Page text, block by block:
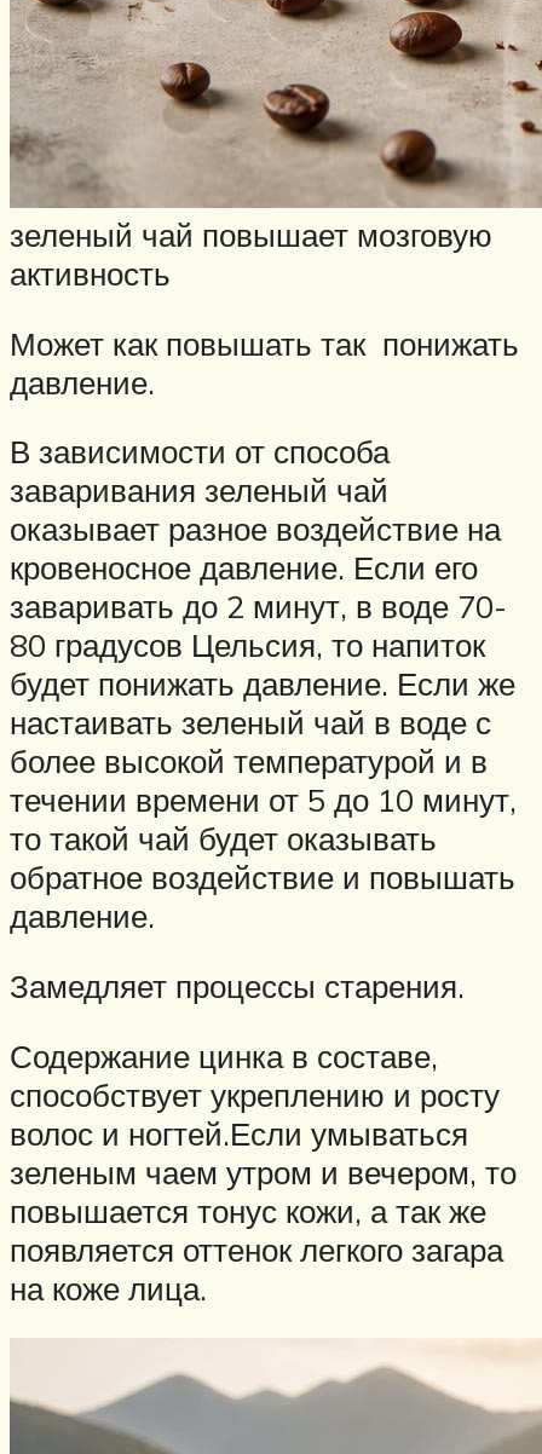
зеленый чай повышает мозговую
активность
Может как повышать так понижать
давление.
В зависимости от способа
заваривания зеленый чай
оказывает разное воздействие на
кровеносное давление. Если его
заваривать до 2 минут, в воде 70-
80 градусов Цельсия, то напиток
будет понижать давление. Если же
настаивать зеленый чай в воде с
более высокой температурой и в
течении времени от 5 до 10 минут,
то такой чай будет оказывать
обратное воздействие и повышать
давление.
Замедляет процессы старения.
Содержание цинка в составе,
способствует укреплению и росту
волос и ногтей.Если умываться
зеленым чаем утром и вечером, то
повышается тонус кожи, а так же
появляется оттенок легкого загара
на коже лица.